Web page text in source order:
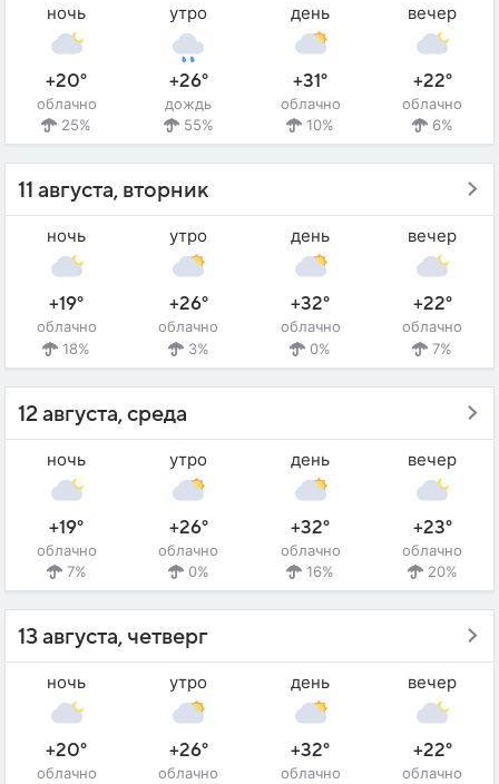
ночь
+20°
облачно
25%
утро
+26°
дождь
55%
день
+31°
облачно
10%
вечер
+22°
облачно
6%
11 августа, вторник
ночь
+19°
облачно
18%
утро
+26°
облачно
3%
день
+32°
облачно
0%
вечер
+22°
облачно
7%
12 августа, среда
ночь
+19°
облачно
7%
утро
+26°
облачно
0%
день
+32°
облачно
16%
вечер
+23°
облачно
20%
13 августа, четверг
ночь
+20°
облачно
утро
+26°
облачно
день
+32°
облачно
вечер
+22°
облачно